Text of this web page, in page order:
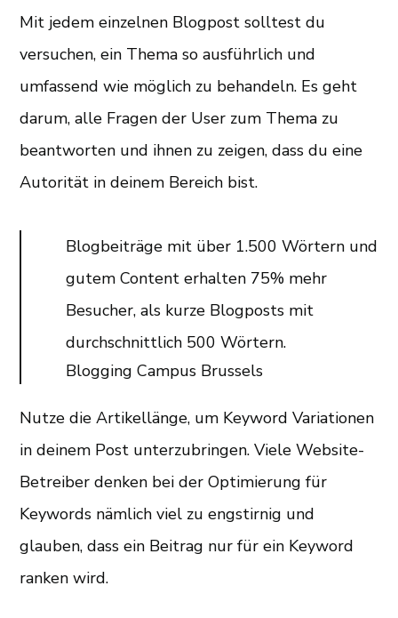
Mit jedem einzelnen Blogpost solltest du
versuchen, ein Thema so ausführlich und
umfassend wie möglich zu behandeln. Es geht
darum, alle Fragen der User zum Thema zu
beantworten und ihnen zu zeigen, dass du eine
Autorität in deinem Bereich bist.
Blogbeiträge mit über 1.500 Wörtern und
gutem Content erhalten 75% mehr
Besucher, als kurze Blogposts mit
durchschnittlich 500 Wörtern.
Blogging Campus Brussels
Nutze die Artikellänge, um Keyword Variationen
in deinem Post unterzubringen. Viele Website-
Betreiber denken bei der Optimierung für
Keywords nämlich viel zu engstirnig und
glauben, dass ein Beitrag nur für ein Keyword
ranken wird.